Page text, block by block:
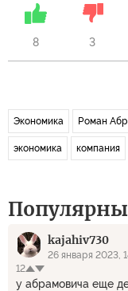
8 3
Экономика Роман
экономика компания
kajahiv730
26 января 2023,
12
у абрамовича еще